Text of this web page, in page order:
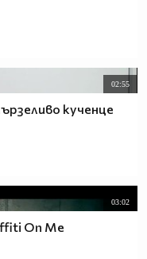
02:55
кученце
03:02
On Me